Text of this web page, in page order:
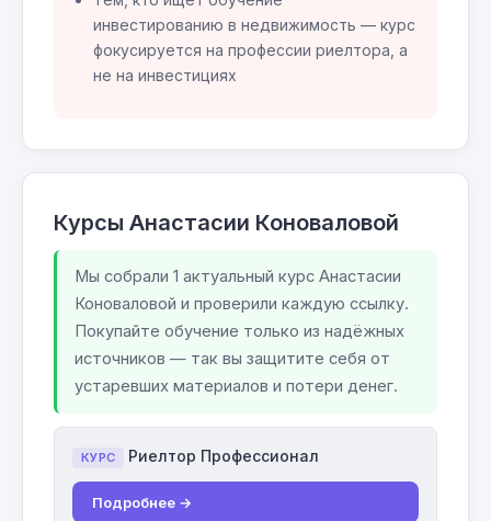
инвестированию в недвижимость — курс
фокусируется на профессии риелтора, а
не на инвестициях
Курсы Анастасии Коноваловой
Мы собрали 1 актуальный курс Анастасии
Коноваловой и проверили каждую ссылку.
Покупайте обучение только из надёжных
источников — так вы защитите себя от
устаревших материалов и потери денег.
КУРС Риелтор Профессионал
Подробнее →